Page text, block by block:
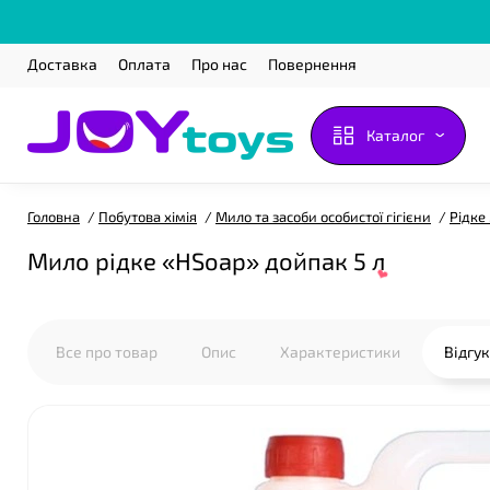
Доставка Оплата Про нас Повернення
Каталог
Головна Побутова хімія Мило та засоби особистої гігієни
Мило рідке «HSoap» дойпак 5 л
Все про товар Опис Характеристики